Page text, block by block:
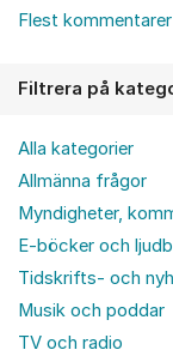
Flest kommentarer
Filtrera på
Alla kategorier
Allmänna frågor
Myndigheter,
E-böcker och
Tidskrifts- och
Musik och poddar
TV och radio